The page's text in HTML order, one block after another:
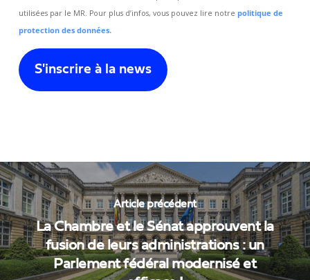
utilisées par le MR. Pour plus d’infos, vous pouvez lire notrepolitique de
protection des données.
Article précédent
La Chambre et le Sénat approuvent la
fusion de leurs administrations : un
Parlement fédéral modernisé et